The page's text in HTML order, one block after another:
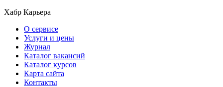
Хабр Карьера
О сервисе
Услуги и цены
Журнал
Каталог вакансий
Каталог курсов
Карта сайта
Контакты